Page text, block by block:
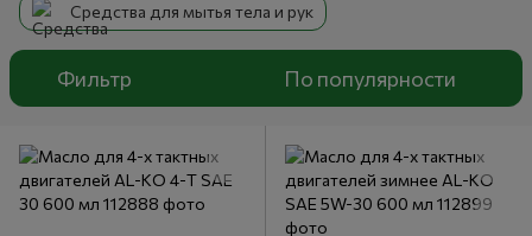
Средства для мытья тела и рук
Фильтр По популярности